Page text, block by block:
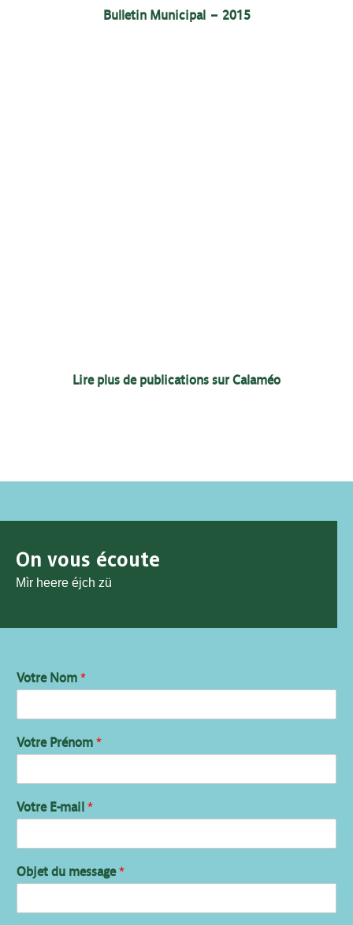
Bulletin Municipal – 2015
Lire plus de publications sur Calaméo
On vous écoute
Mìr heere éjch zü
Votre Nom *
Votre Prénom *
Votre E-mail *
Objet du message*